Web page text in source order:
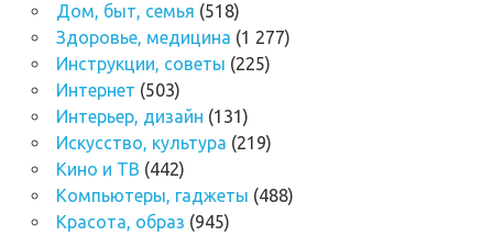
Дом, быт, семья (518)
Здоровье, медицина (1 277)
Инструкции, советы (225)
Интернет (503)
Интерьер, дизайн (131)
Искусство, культура (219)
Кино и ТВ (442)
Компьютеры, гаджеты (488)
Красота, образ (945)